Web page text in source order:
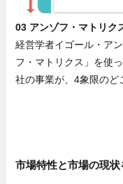
03 アンゾフ・マトリク
経営学者イゴール・ア
フ・マトリクス」を使
社の事業が、4象限のど
市場特性と市場の現状